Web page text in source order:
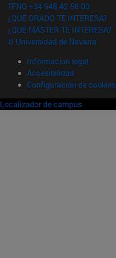
TFNO +34 948 42 56 00
¿QUÉ GRADO TE INTERESA?
¿QUÉ MÁSTER TE INTERESA?
© Universidad de Navarra
Información legal
Accesibilidad
Configuración de cookies
Localizador de campus